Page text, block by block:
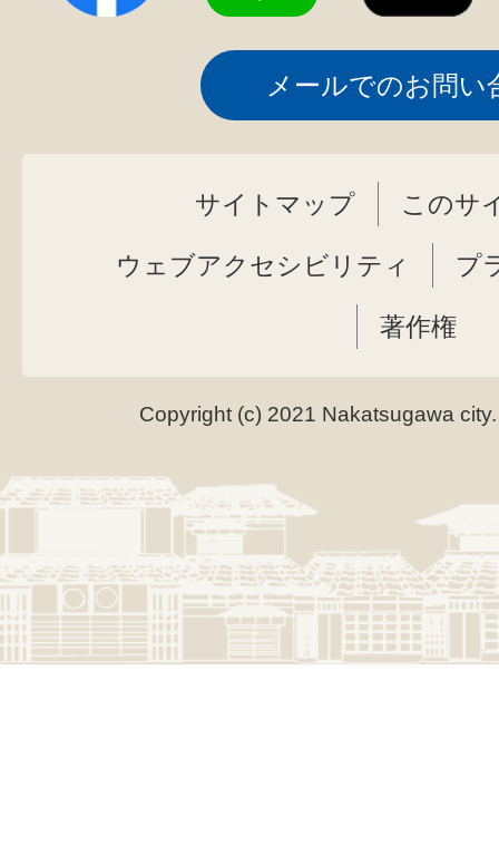
メールでのお問い
サイトマップ このサ
ウェブアクセシビリティ プ
著作権
Copyright (c) 2021 Nakatsugawa